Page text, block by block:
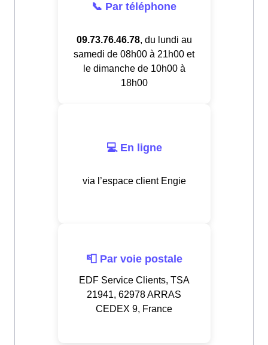
📞 Par téléphone
09.73.76.46.78, du lundi au
samedi de 08h00 à 21h00 et
le dimanche de 10h00 à
18h00
💻 En ligne
via l’espace client Engie
📮 Par voie postale
EDF Service Clients, TSA
21941, 62978 ARRAS
CEDEX 9, France